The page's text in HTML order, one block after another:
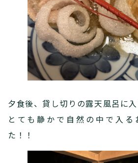
夕食後、貸し切りの露天風呂に入
とても静かで自然の中で入る
た！！